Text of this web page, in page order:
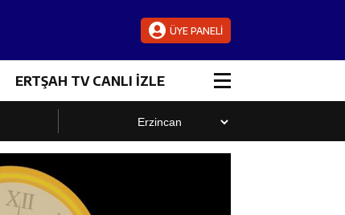
ÜYE PANELİ
ERTŞAH TV CANLI İZLE